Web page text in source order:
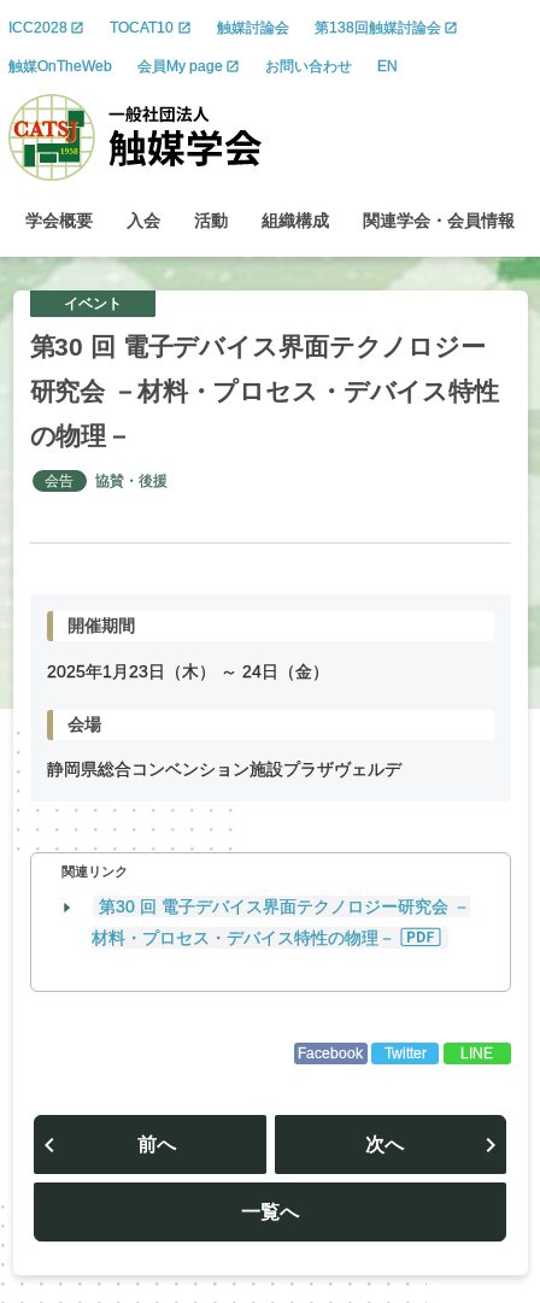
ICC2028 TOCAT10 触媒討論会 第138回触媒討論会
触媒OnTheWeb 会員My page お問い合わせ EN
学会概要 入会 活動 組織構成 関連学会 ・ 会員情報
イベント
第30 回 電子デバイス界面テクノロジー
研究会－材料・ プロセス ・ デバイス特性
の物理 －
会告 協賛・後援
開催期間
2025年1 月23日（木） ～ 24日（金）
会場
静岡県総合コンベンション施設プラザヴェルデ
関連リンク
第30 回 電子デバイス界面テクノロジー研究会 －
材料・プロセス・デバイス特性の物理－
Facebook Twitter LINE
投
ビ
ー
シ
ョ
前へ
一覧へ
次へ